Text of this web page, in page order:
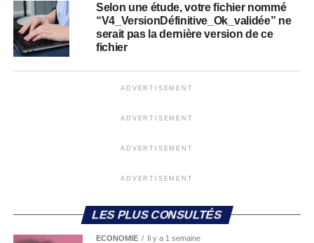
Selon une étude, votre fichier nommé
“V4_VersionDéfinitive_Ok_validée” ne
serait pas la dernière version de ce
fichier
ADVERTISEMENT
ADVERTISEMENT
ADVERTISEMENT
ADVERTISEMENT
LES PLUS CONSULTÉS
ECONOMIE Il y a 1 semaine